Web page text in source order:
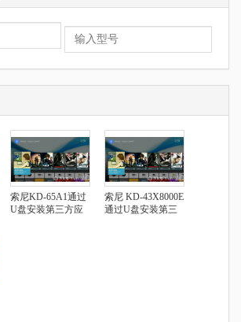
索尼KD-65A1通过
U盘安装第三方应
索尼 KD-43X8000E
通过U盘安装第三